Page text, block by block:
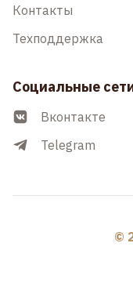
Контакты
Техподдержка
Социальные
Вконтакте
Telegram
©